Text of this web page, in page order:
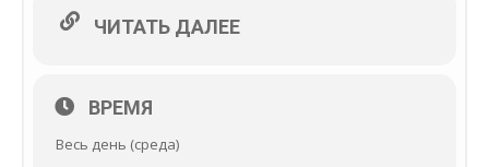
ЧИТАТЬ ДАЛЕЕ
ВРЕМЯ
Весь день (среда)